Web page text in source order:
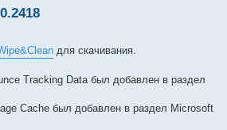
для скачивания.
Tracking Data был добавлен в раздел
Cache был добавлен в раздел Microsoft